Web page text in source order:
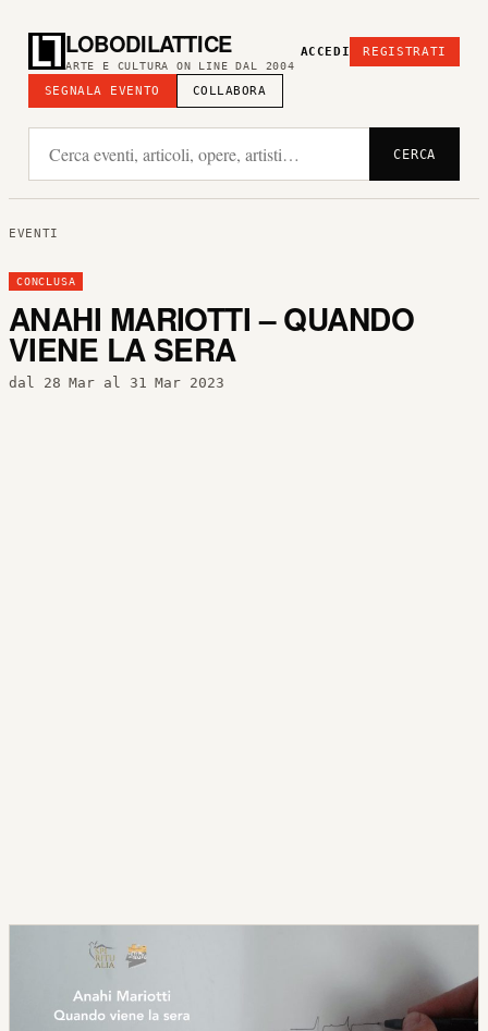
LOBODILATTICE
ARTE E CULTURA ON LINE DAL 2004
SEGNALA EVENTO COLLABORA
ACCEDI REGISTRATI
CERCA
EVENTI
CONCLUSA
ANAHI MARIOTTI – QUANDO
VIENE LA SERA
dal 28 Mar al 31 Mar 2023